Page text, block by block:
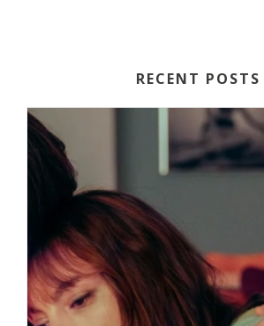
RECENT POSTS